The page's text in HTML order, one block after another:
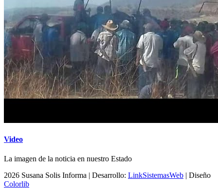
Video
La imagen de la noticia en nuestro Estado
2026 Susana Solis Informa | Desarrollo: LinkSistemasWeb | Diseño
Colorlib